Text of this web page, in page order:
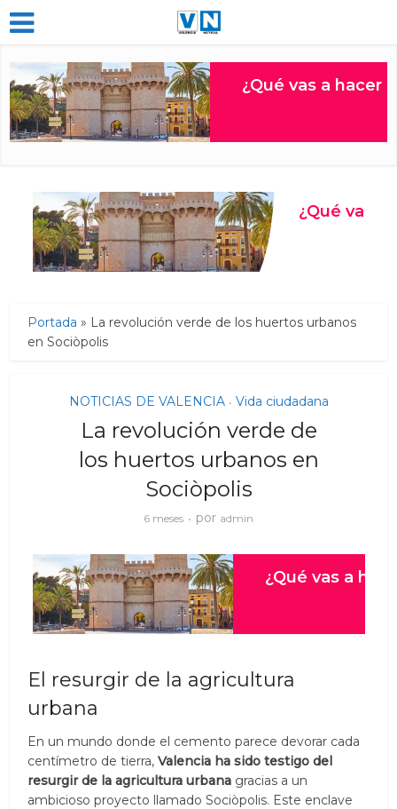
Portada » La revolución verde de los huertos urbanos
en Sociòpolis
NOTICIAS DE VALENCIA • Vida ciudadana
La revolución verde de
los huertos urbanos en
Sociòpolis
6 meses por admin
El resurgir de la agricultura
urbana
En un mundo donde el cemento parece devorar cada
centímetro de tierra,Valencia ha sido testigo del
resurgir de la agricultura urbana gracias a un
ambicioso proyecto llamado Sociòpolis. Este enclave